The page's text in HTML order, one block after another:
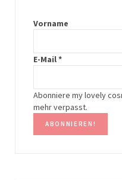
a
Vorname
E-Mail*
Abonniere my lovely
mehr verpasst.